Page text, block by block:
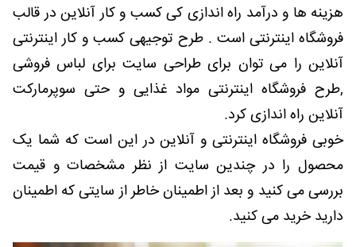
هزینه ها و درآمد راه اندازی کی کسب و کار آنلاین در قالب
فروشگاه اینترنتی است . طرح توجیهی کسب و کار اینترنتی
آنلاین را می توان برای طراحی سایت برای لباس فروشی
,طرح فروشگاه اینترنتی مواد غذایی و حتی سوپرمارکت
آنلاین راه اندازی کرد.
خوبی فروشگاه اینترنتی و آنلاین در این است که شما یک
محصول را در چندین سایت از نظر مشخصات و قیمت
بررسی می کنید و بعد از اطمینان خاطر از سایتی که اطمینان
دارید خرید می کنید.